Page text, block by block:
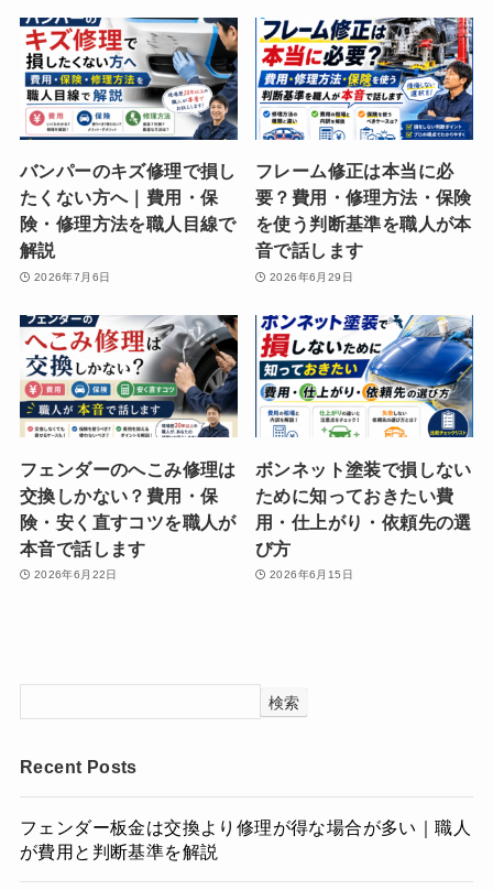
バンパーのキズ修理で損し
たくない方へ｜費用・保
険・修理方法を職人目線で
解説
2026年7月6日
フレーム修正は本当に必
要？費用・修理方法・保険
を使う判断基準を職人が本
音で話します
2026年6月29日
フェンダーのへこみ修理は
交換しかない？費用・保
険・安く直すコツを職人が
本音で話します
2026年6月22日
ボンネット塗装で損しない
ために知っておきたい費
用・仕上がり・依頼先の選
び方
2026年6月15日
検索
Recent Posts
フェンダー板金は交換より修理が得な場合が多い｜職人
が費用と判断基準を解説